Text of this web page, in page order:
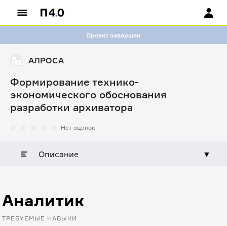
Проект завершен
АЛРОСА
Формирование технико-
экономического обоснования
разработки архиватора
Нет оценок
Описание ▼
Аналитик
ТРЕБУЕМЫЕ НАВЫКИ